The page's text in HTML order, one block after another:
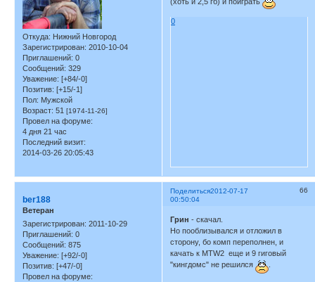
Откуда: Нижний Новгород
Зарегистрирован: 2010-10-04
Приглашений: 0
Сообщений: 329
Уважение: [+84/-0]
Позитив: [+15/-1]
Пол: Мужской
Возраст: 51 [1974-11-26]
Провел на форуме:
4 дня 21 час
Последний визит:
2014-03-26 20:05:43
0
Поделиться 66
2012-07-17
00:50:04
ber188
Ветеран
Зарегистрирован: 2011-10-29
Приглашений: 0
Сообщений: 875
Уважение: [+92/-0]
Позитив: [+47/-0]
Провел на форуме:
Грин - скачал.
Но пооблизывался и отложил в
сторону, бо комп переполнен, и
качать к MTW2 еще и 9 гиговый
"кингдомс" не решился